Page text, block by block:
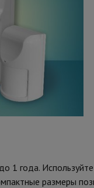
1 года.
размеры